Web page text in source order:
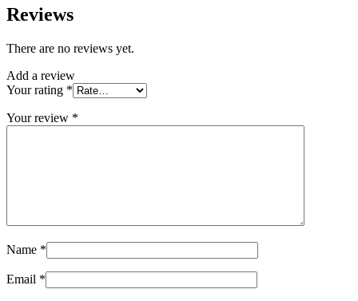
Reviews
There are no reviews yet.
Add a review
Your rating *
Your review *
Name *
Email *